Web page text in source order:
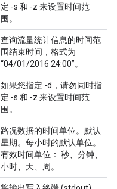
定 -s 和 -z 来设置时间范
围。
查询流量统计信息的时间范
围结束时间，格式为
“04/01/2016 24:00”。
如果您指定 -d，请勿同时指
定 -s 和 -z 来设置时间范
围。
路况数据的时间单位。默认
星期。每小时的默认单位。
有效时间单位： 秒、分钟、
小时、天、周。